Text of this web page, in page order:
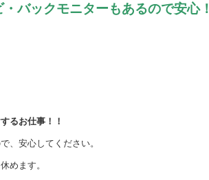
バックモニターもあるので安心！
るお仕事！！
、安心してください。
めます。